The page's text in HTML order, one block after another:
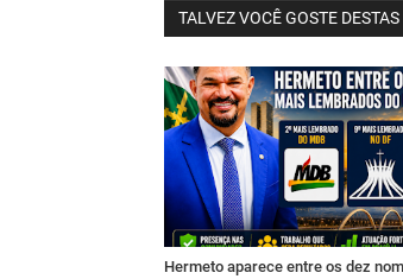
TALVEZ VOCÊ GOSTE
Hermeto aparece entre os dez